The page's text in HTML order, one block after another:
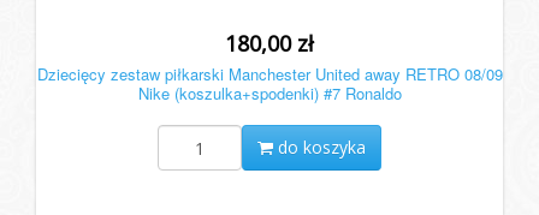
180,00 zł
Dziecięcy zestaw piłkarski Manchester United away RETRO 08/09
Nike (koszulka+spodenki) #7 Ronaldo
do koszyka